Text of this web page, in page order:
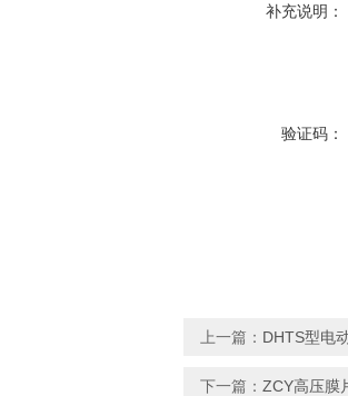
补充说明：
验证码：
上一篇： DHTS型电
下一篇： ZCY高压膜